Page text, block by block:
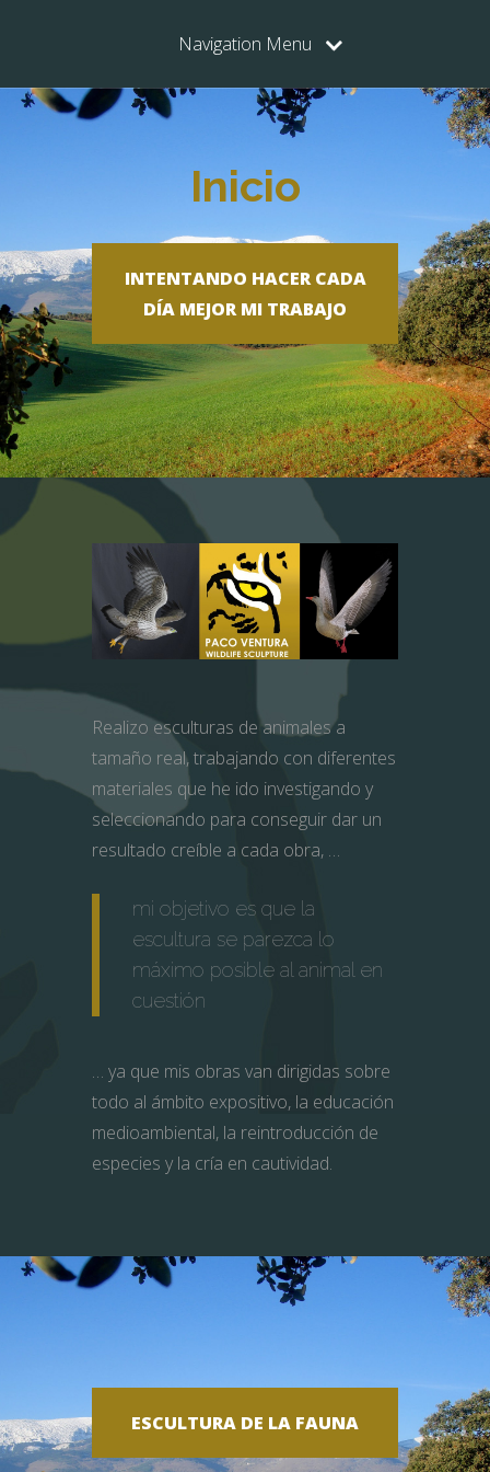
Navigation Menu
Inicio
INTENTANDO HACER CADA
DÍA MEJOR MI TRABAJO
Realizo esculturas de animales a
tamaño real, trabajando con diferentes
materiales que he ido investigando y
seleccionando para conseguir dar un
resultado creíble a cada obra, …
mi objetivo es que la
escultura se parezca lo
máximo posible al animal en
cuestión
… ya que mis obras van dirigidas sobre
todo al ámbito expositivo, la educación
medioambiental, la reintroducción de
especies y la cría en cautividad.
ESCULTURA DE LA FAUNA